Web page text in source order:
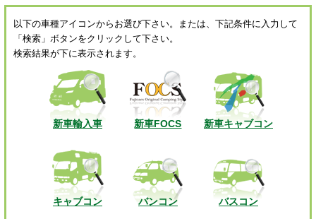
以下の車種アイコンからお選び下さい。または、下記条件に入力して
「検索」ボタンをクリックして下さい。
検索結果が下に表示されます。
新車輸入車 新車FOCS 新車キャブコン
キャブコン バンコン バスコン